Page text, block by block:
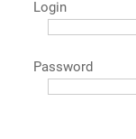
Login
Password